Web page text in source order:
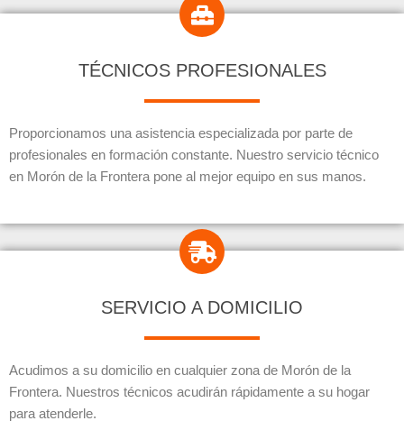
TÉCNICOS PROFESIONALES
Proporcionamos una asistencia especializada por parte de
profesionales en formación constante. Nuestro servicio técnico
en Morón de la Frontera pone al mejor equipo en sus manos.
SERVICIO A DOMICILIO
Acudimos a su domicilio en cualquier zona de Morón de la
Frontera. Nuestros técnicos acudirán rápidamente a su hogar
para atenderle.